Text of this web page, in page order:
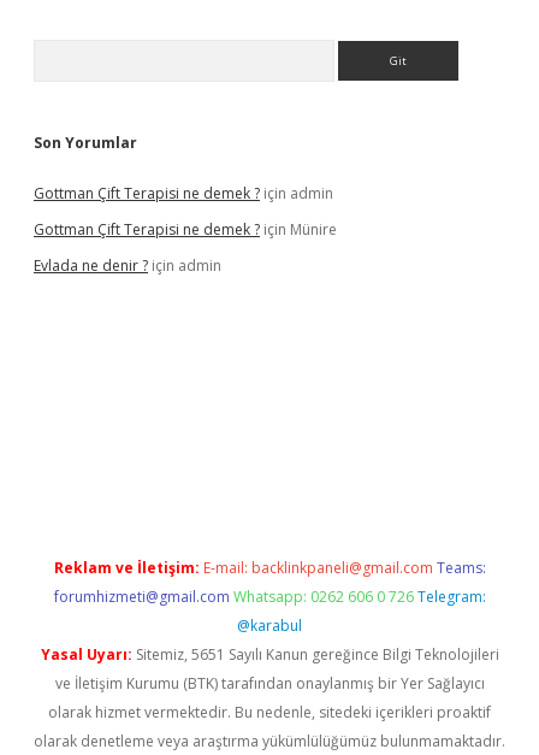
Son Yorumlar
Gottman Çift Terapisi ne demek ? için admin
Gottman Çift Terapisi ne demek ? için Münire
Evlada ne denir ? için admin
Reklam ve İletişim: E-mail: backlinkpaneli@gmail.com Teams:
forumhizmeti@gmail.com Whatsapp: 0262 606 0 726 Telegram:
@karabul
Yasal Uyarı: Sitemiz, 5651 Sayılı Kanun gereğince Bilgi Teknolojileri
ve İletişim Kurumu (BTK) tarafından onaylanmış bir Yer Sağlayıcı
olarak hizmet vermektedir. Bu nedenle, sitedeki içerikleri proaktif
olarak denetleme veya araştırma yükümlülüğümüz bulunmamaktadır.